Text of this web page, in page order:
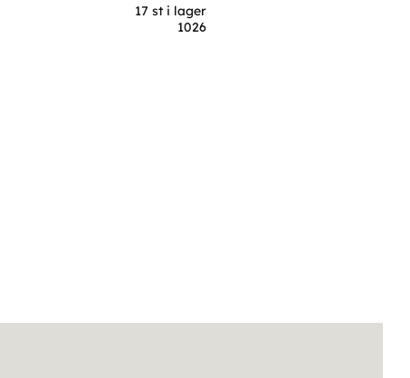
17 st i lager
1026